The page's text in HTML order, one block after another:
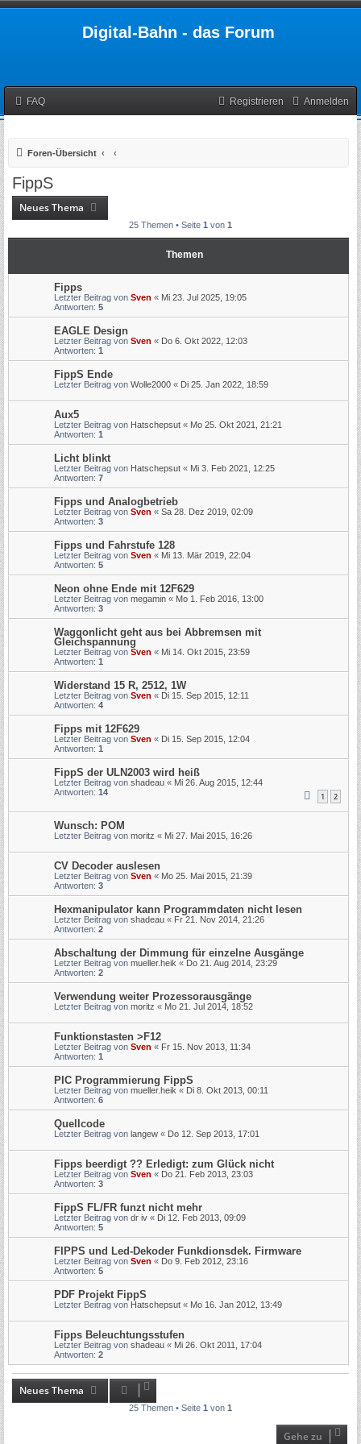
Digital-Bahn - das Forum
FAQ Anmelden
Registrieren
Foren-Übersicht
FippS
Neues Thema
25 Themen • Seite 1 von 1
Themen
Fipps
Letzter Beitrag von Sven « Mi 23. Jul 2025, 19:05
Antworten: 5
EAGLE Design
Letzter Beitrag von Sven « Do 6. Okt 2022, 12:03
Antworten: 1
FippS Ende
Letzter Beitrag von Wolle2000 « Di 25. Jan 2022, 18:59
Aux5
Letzter Beitrag von Hatschepsut « Mo 25. Okt 2021, 21:21
Antworten: 1
Licht blinkt
Letzter Beitrag von Hatschepsut « Mi 3. Feb 2021, 12:25
Antworten: 7
Fipps und Analogbetrieb
Letzter Beitrag von Sven « Sa 28. Dez 2019, 02:09
Antworten: 3
Fipps und Fahrstufe 128
Letzter Beitrag von Sven « Mi 13. Mär 2019, 22:04
Antworten: 5
Neon ohne Ende mit 12F629
Letzter Beitrag von megamin « Mo 1. Feb 2016, 13:00
Antworten: 3
Waggonlicht geht aus bei Abbremsen mit
Gleichspannung
Letzter Beitrag von Sven « Mi 14. Okt 2015, 23:59
Antworten: 1
Widerstand 15 R, 2512, 1W
Letzter Beitrag von Sven « Di 15. Sep 2015, 12:11
Antworten: 4
Fipps mit 12F629
Letzter Beitrag von Sven « Di 15. Sep 2015, 12:04
Antworten: 1
FippS der ULN2003 wird heiß
Letzter Beitrag von shadeau « Mi 26. Aug 2015, 12:44
Antworten: 14 1 2
Wunsch: POM
Letzter Beitrag von moritz « Mi 27. Mai 2015, 16:26
CV Decoder auslesen
Letzter Beitrag von Sven « Mo 25. Mai 2015, 21:39
Antworten: 3
Hexmanipulator kann Programmdaten nicht lesen
Letzter Beitrag von shadeau « Fr 21. Nov 2014, 21:26
Antworten: 2
Abschaltung der Dimmung für einzelne Ausgänge
Letzter Beitrag von mueller.heik « Do 21. Aug 2014, 23:29
Antworten: 2
Verwendung weiter Prozessorausgänge
Letzter Beitrag von moritz « Mo 21. Jul 2014, 18:52
Funktionstasten >F12
Letzter Beitrag von Sven « Fr 15. Nov 2013, 11:34
Antworten: 1
PIC Programmierung FippS
Letzter Beitrag von mueller.heik « Di 8. Okt 2013, 00:11
Antworten: 6
Quellcode
Letzter Beitrag von langew « Do 12. Sep 2013, 17:01
Fipps beerdigt ?? Erledigt: zum Glück nicht
Letzter Beitrag von Sven « Do 21. Feb 2013, 23:03
Antworten: 3
FippS FL/FR funzt nicht mehr
Letzter Beitrag von dr iv « Di 12. Feb 2013, 09:09
Antworten: 5
FIPPS und Led-Dekoder Funkdionsdek. Firmware
Letzter Beitrag von Sven « Do 9. Feb 2012, 23:16
Antworten: 5
PDF Projekt FippS
Letzter Beitrag von Hatschepsut « Mo 16. Jan 2012, 13:49
Fipps Beleuchtungsstufen
Letzter Beitrag von shadeau « Mi 26. Okt 2011, 17:04
Antworten: 2
Neues Thema
25 Themen • Seite 1 von 1
Gehe zu